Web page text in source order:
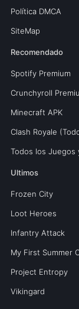
Política DMCA
SiteMap
Recomendado
Spotify Premium
Crunchyroll
Minecraft APK
Clash Royale
Todos los Juegos
Ultimos
Frozen City
Loot Heroes
Infantry Attack
My First Summer
Project Entropy
Vikingard